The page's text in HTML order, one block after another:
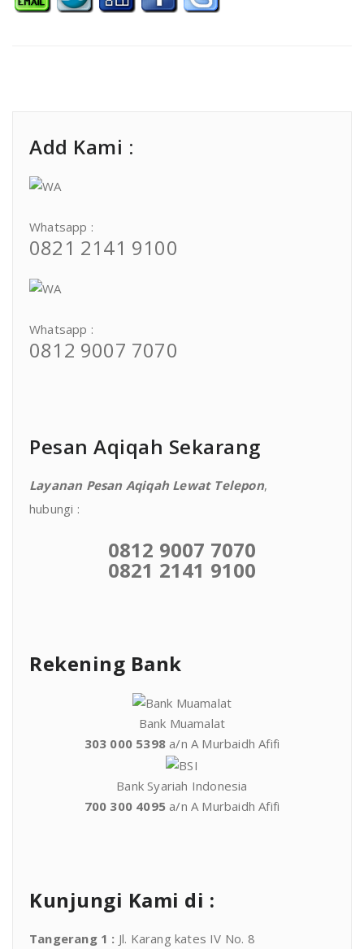
Add Kami :
Whatsapp :
0821 2141 9100
Whatsapp :
0812 9007 7070
Pesan Aqiqah Sekarang
Layanan Pesan Aqiqah Lewat Telepon,
hubungi :
0812 9007 7070
0821 2141 9100
Rekening Bank
Bank Muamalat
303 000 5398 a/n A Murbaidh Afifi
Bank Syariah Indonesia
700 300 4095 a/n A Murbaidh Afifi
Kunjungi Kami di :
Tangerang 1 : Jl. Karang kates IV No. 8